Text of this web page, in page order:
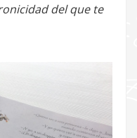
del que te